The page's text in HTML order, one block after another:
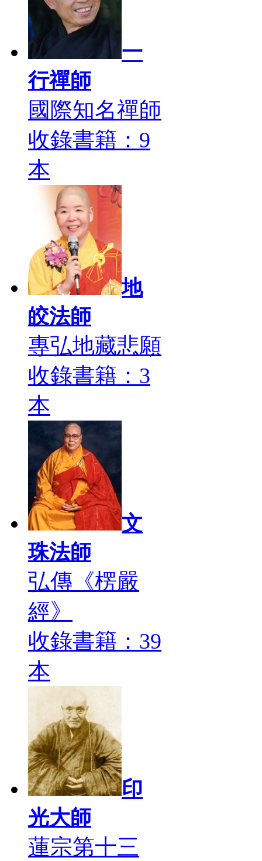
一
行禪師
國際知名禪師
收錄書籍：9
本
地
皎法師
專弘地藏悲願
收錄書籍：3
本
文
珠法師
弘傳《楞嚴
經》
收錄書籍：39
本
印
光大師
蓮宗第十三